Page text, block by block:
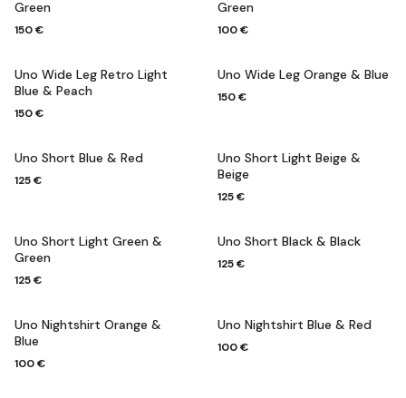
Green
150 €
Green
100 €
Uno Wide Leg Retro Light
Blue & Peach
150 €
Uno Wide Leg Orange & Blue
150 €
Uno Short Blue & Red
125 €
Uno Short Light Beige &
Beige
125 €
Uno Short Light Green &
Green
125 €
Uno Short Black & Black
125 €
Uno Nightshirt Orange &
Blue
100 €
Uno Nightshirt Blue & Red
100 €